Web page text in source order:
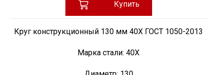
Купить
Круг конструкционный 130 мм 40Х ГОСТ 1050-2013
Марка стали: 40Х